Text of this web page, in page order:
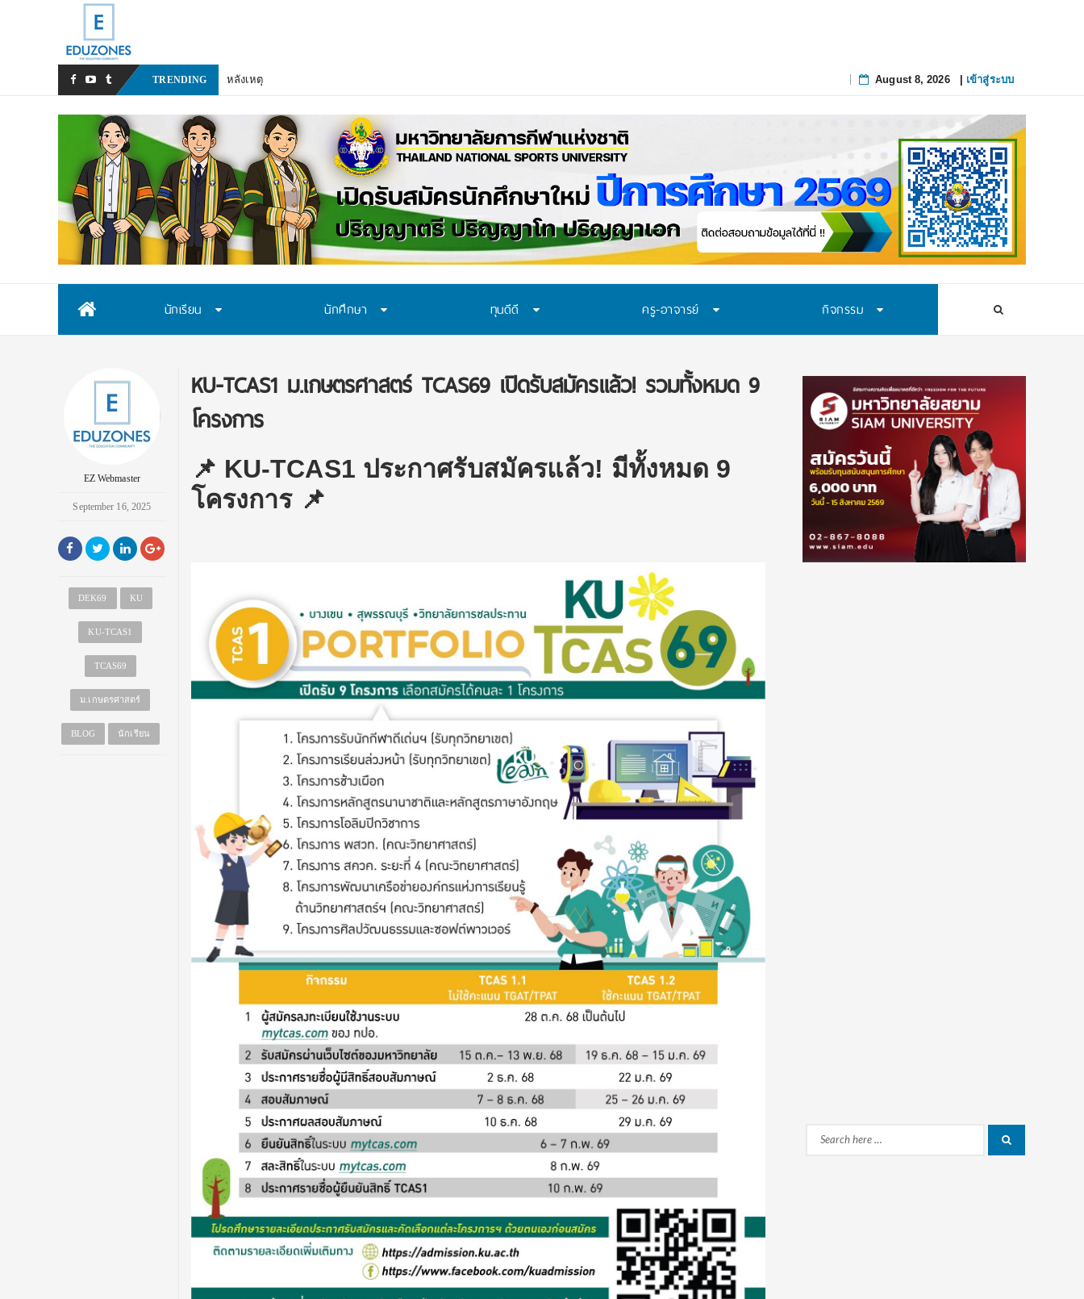
TRENDING
หลังเหตุรุนแรงในโรงเรียน เราควรเรียนรู้อะไร? 7 ระบบป้องกันที่โรงเรียนไทยควรมี
August 8, 2026| เข้าสู่ระบบ
นักเรียน นักศึกษา ทุนดีดี ครู-อาจารย์ กิจกรรม
EZ Webmaster
September 16, 2025
DEK69 KU
KU-TCAS1
TCAS69
‬ม.เกษตรศาสตร์
BLOG นักเรียน
KU-TCAS1 ม.เกษตรศาสตร์ TCAS69 เปิดรับสมัครแล้ว! รวมทั้งหมด 9
โครงการ
📌 KU-TCAS1 ประกาศรับสมัครแล้ว! มีทั้งหมด 9
โครงการ 📌
Search